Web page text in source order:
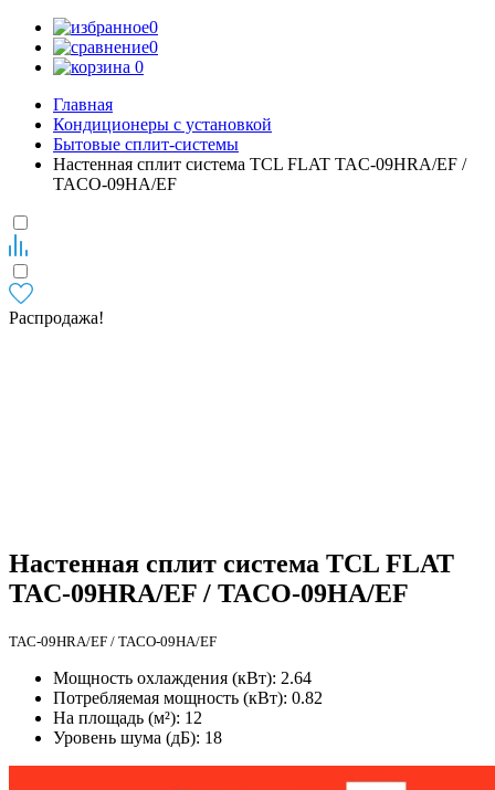
0
0
0
Главная
Кондиционеры с установкой
Бытовые сплит-системы
Настенная сплит система TCL FLAT TAC-09HRA/EF /
TACO-09HA/EF
Распродажа!
Настенная сплит система TCL FLAT
TAC-09HRA/EF / TACO-09HA/EF
TAC-09HRA/EF / TACO-09HA/EF
Мощность охлаждения (кВт): 2.64
Потребляемая мощность (кВт): 0.82
На площадь (м²): 12
Уровень шума (дБ): 18